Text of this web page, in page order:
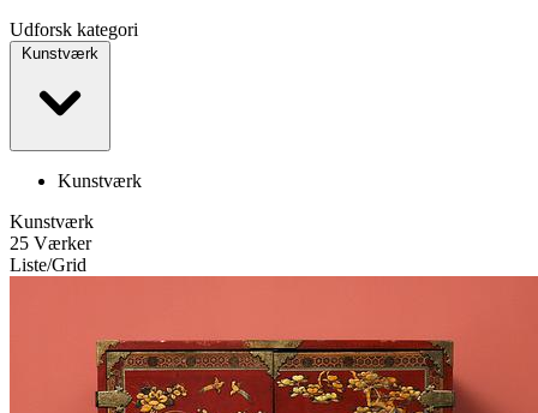
Udforsk kategori
Kunstværk
Kunstværk
25 Værker
Liste/Grid